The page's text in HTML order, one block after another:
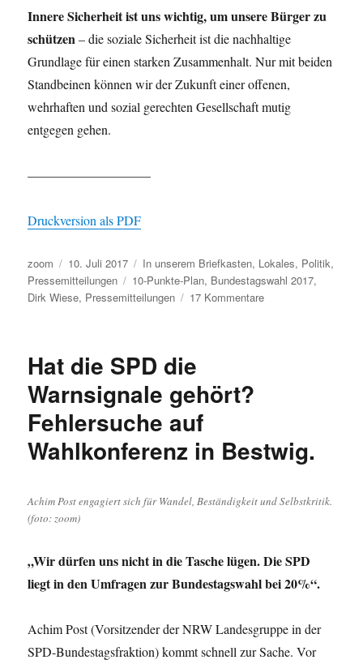
Innere Sicherheit ist uns wichtig, um unsere Bürger zu
schützen– die soziale Sicherheit ist die nachhaltige
Grundlage für einen starken Zusammenhalt. Nur mit beiden
Standbeinen können wir der Zukunft einer offenen,
wehrhaften und sozial gerechten Gesellschaft mutig
entgegen gehen.
—————————–
Druckversion als PDF
Autor
zoom
Veröffentlicht
am
10. Juli 2017 Kategorien
In unserem Briefkasten, Lokales, Politik,
Pressemitteilungen
Schlagwörter
10-Punkte-Plan, Bundestagswahl 2017,
Dirk Wiese, Pressemitteilungen 17 Kommentarezu
Plan
Wiese
Hat die SPD die
Warnsignale gehört?
Fehlersuche auf
Wahlkonferenz in Bestwig.
Achim Post engagiert sich für Wandel, Beständigkeit und Selbstkritik.
(foto: zoom)
„Wir dürfen uns nicht in die Tasche lügen. Die SPD
liegt in den Umfragen zur Bundestagswahl bei 20%“.
Achim Post (Vorsitzender der NRW Landesgruppe in der
SPD-Bundestagsfraktion) kommt schnell zur Sache. Vor